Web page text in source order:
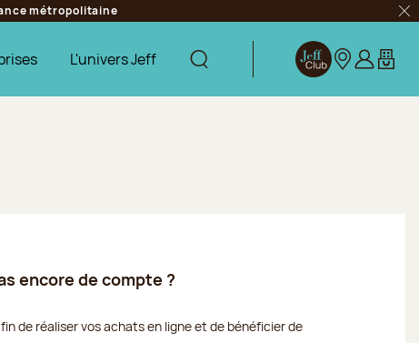
métropolitaine
L'univers Jeff Afficher la rechercheJeff ClubNos Mon
encore de compte ?
de réaliser vos achats en ligne et de bénéficier de